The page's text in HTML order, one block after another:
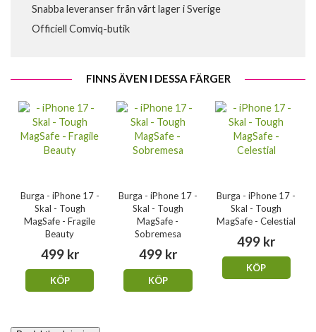
Snabba leveranser från vårt lager i Sverige
Officiell Comviq-butik
FINNS ÄVEN I DESSA FÄRGER
Burga - iPhone 17 -
Skal - Tough
MagSafe - Fragile
Beauty
499 kr
KÖP
Burga - iPhone 17 -
Skal - Tough
MagSafe -
Sobremesa
499 kr
KÖP
Burga - iPhone 17 -
Skal - Tough
MagSafe - Celestial
499 kr
KÖP